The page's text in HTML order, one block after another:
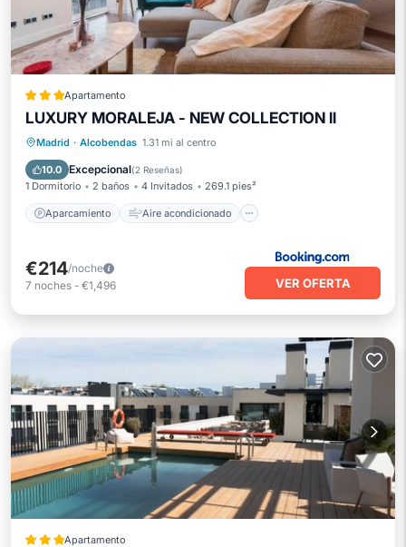
Apartamento
LUXURY MORALEJA - NEW COLLECTION ll
Madrid · Alcobendas 1.31 mi al centro
10.0 Excepcional(2 Reseñas)
1 Dormitorio 2 baños 4 Invitados 269.1 pies²
Aparcamiento Aire acondicionado
Aparcamiento
Aire acondicionado
Internet
Se admiten mascotas
€214/noche
7 noches - €1,496 VER OFERTA
Apartamento